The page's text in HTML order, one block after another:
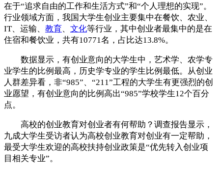
在于“追求自由的工作和生活方式”和“个人理想的实现”。
行业领域方面，我国大学生创业主要集中在餐饮、农业、
IT、运输、 教育、 文化等行业，其中创业者最集中的是在
住宿和餐饮业，共有10771名，占比达13.8%。
数据显示，有创业意向的大学生中，艺术学、农学专
业学生的比例最高，历史学专业的学生比例最低。从创业
人群差异看，非“985”、“211”工程的大学生有更强烈的创
业愿望，有创业意向的比例高出“985”学校学生12个百分
点。
高校的创业教育对创业者有何帮助？调查报告显示，
九成大学生受访者认为高校创业教育对创业有一定帮助，
最受大学生欢迎的高校扶持创业政策是“优先转入创业项
目相关专业”。